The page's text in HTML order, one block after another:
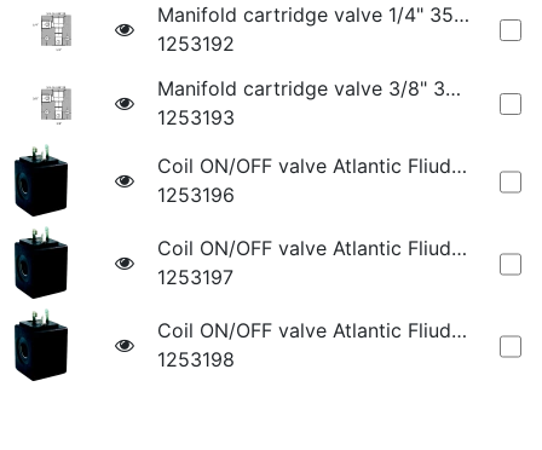
Manifold cartridge valve 1/4" 350 Bar - LK000018
1253192
Manifold cartridge valve 3/8" 350 Bar - LK000020
1253193
Coil ON/OFF valve Atlantic Fliud Tech-12V Hirschmann
1253196
Coil ON/OFF valve Atlantic Fliud Tech-24V Hirschmann
1253197
Coil ON/OFF valve Atlantic Fliud Tech-220V Hirschmann
1253198